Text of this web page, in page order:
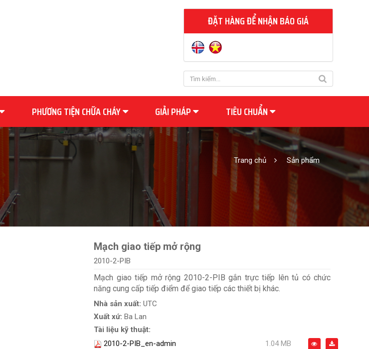
ĐẶT HÀNG ĐỂ NHẬN BÁO GIÁ
PHƯƠNG TIỆN CHỮA CHÁY GIẢI PHÁP TIÊU CHUẨN
Trang chủ Sản phẩm
Mạch giao tiếp mở rộng
2010-2-PIB
Mạch giao tiếp mở rộng 2010-2-PIB gắn trực tiếp lên tủ có chức
năng cung cấp tiếp điểm để giao tiếp các thiết bị khác.
Nhà sản xuất: UTC
Xuất xứ: Ba Lan
Tài liệu kỹ thuật:
2010-2-PIB_en-admin
1.04 MB